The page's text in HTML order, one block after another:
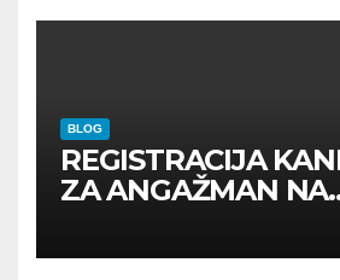
BLOG
REGISTRACIJA
ZA ANGAŽMAN NA